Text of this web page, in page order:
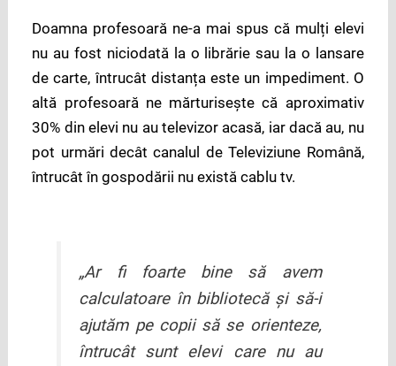
Doamna profesoară ne-a mai spus că mulți elevi
nu au fost niciodată la o librărie sau la o lansare
de carte, întrucât distanța este un impediment. O
altă profesoară ne mărturisește că aproximativ
30% din elevi nu au televizor acasă, iar dacă au, nu
pot urmări decât canalul de Televiziune Română,
întrucât în gospodării nu există cablu tv.
„Ar fi foarte bine să avem
calculatoare în bibliotecă și să-i
ajutăm pe copii să se orienteze,
întrucât sunt elevi care nu au